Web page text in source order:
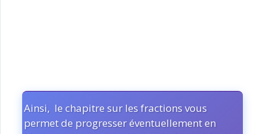
Ainsi, le chapitre sur les fractions vous
permet de progresser éventuellement en